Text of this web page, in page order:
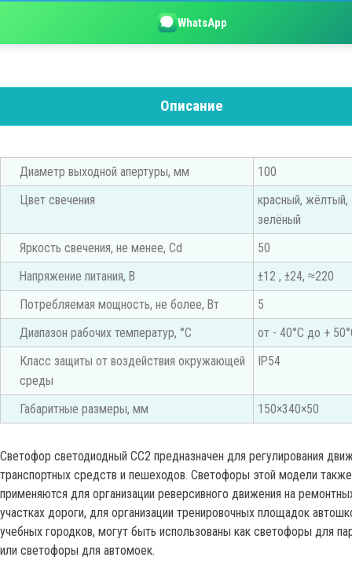
WhatsApp
Описание
Диаметр выходной апертуры, мм
100
Цвет свечения
красный, жёлтый,
зелёный
Яркость свечения, не менее, Сd
50
Напряжение питания, В
±12 , ±24, ≈220
Потребляемая мощность, не более, Вт
5
Диапазон рабочих температур, °С
от - 40°С до +
Класс защиты от воздействия окружающей
среды
IP54
Габаритные размеры, мм 150×340×50
Светофор светодиодный СС2 предназначен для регулирования
транспортных средств и пешеходов. Светофоры этой модели также
применяются для организации реверсивного движения на
участках дороги, для организации тренировочных площадок
учебных городков, могут быть использованы как светофоры для
или светофоры для автомоек.